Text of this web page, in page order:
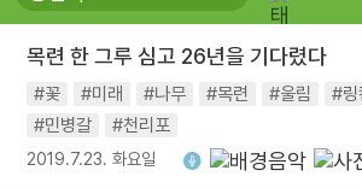
#희망
#나눔 #친구 #링컨학교
#독서
#건강 #면역력
목련 한 그루 심고 26년을 기다렸다
#꽃 #미래 #나무 #목련 #울림 #링
#민병갈
#천리포
2019.7.23. 화요일